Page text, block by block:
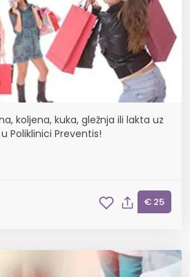
koljena, kuka, gležnja ili lakta uz
Poliklinici Preventis!
€ 25